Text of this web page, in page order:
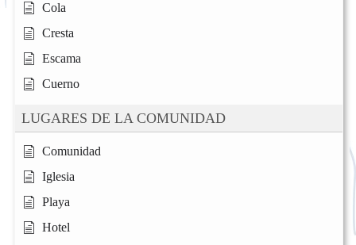
Cola
Cresta
Escama
Cuerno
LUGARES DE LA COMUNIDAD
Comunidad
Iglesia
Playa
Hotel